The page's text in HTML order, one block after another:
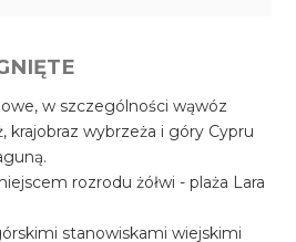
w szczególności wąwóz
krajobraz wybrzeża i góry Cypru
rozrodu żółwi - plaża Lara
stanowiskami wiejskimi